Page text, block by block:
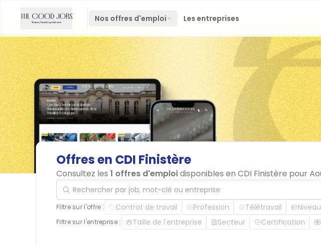
Nos offres d'emploi Les entreprises
Offres en CDI Finistère
Consultez les 1 offres d'emploidisponibles en CDI Finistère pour
Rechercher par job, mot-clé ou entreprise
Filtre sur l'offre : Contrat de travail Profession Télétravail
Filtre sur l'entreprise : Taille de l'entreprise Secteur Certification